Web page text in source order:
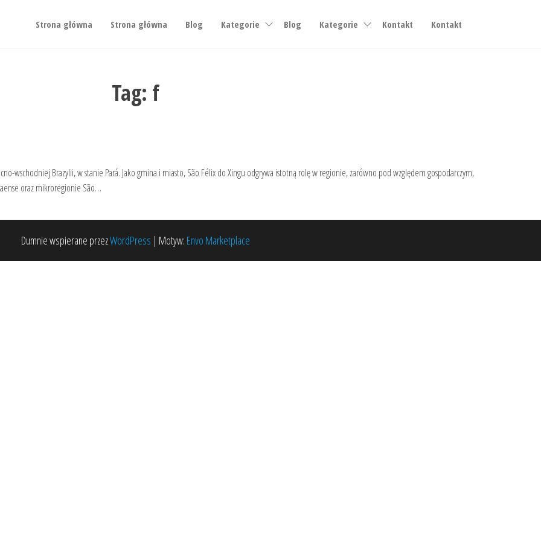
Strona główna Strona główna Blog Kategorie Blog Kategorie Kontakt Kontakt
Tag: f
wschodniej Brazylii, w stanie Pará. Jako gmina i miasto, São Félix do Xingu odgrywa istotną rolę w regionie, zarówno pod względem gospodarczym,
oraz mikroregionie São…
Dumnie wspierane przezWordPress | Motyw: Envo Marketplace